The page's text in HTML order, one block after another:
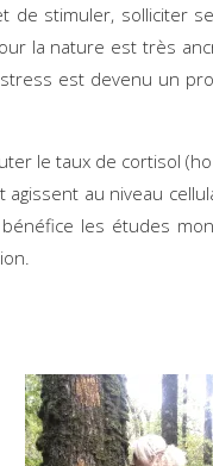
de stimuler, solliciter
la nature est très
est devenu un
le taux de cortisol
au niveau
les études
forêt du